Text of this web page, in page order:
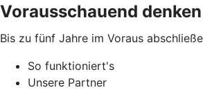
Vorausschauend denken
Bis zu fünf Jahre im Voraus
So funktioniert's
Unsere Partner